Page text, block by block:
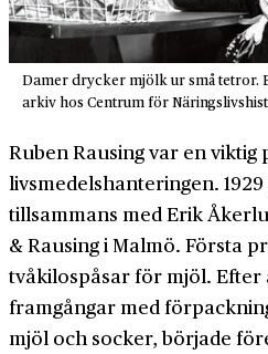
Damer drycker mjölk ur små tetror.
arkiv hos Centrum för
Ruben Rausing var en
livsmedelshanteringen.
tillsammans med Erik
& Rausing i Malmö. Första
tvåkilospåsar för mjöl. Efter
framgångar med
mjöl och socker, började